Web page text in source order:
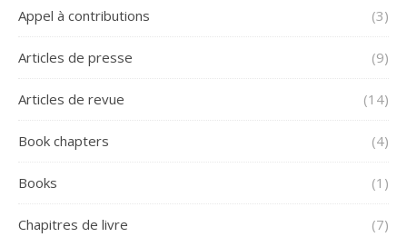
Appel à contributions (3)
Articles de presse (9)
Articles de revue (14)
Book chapters (4)
Books (1)
Chapitres de livre (7)